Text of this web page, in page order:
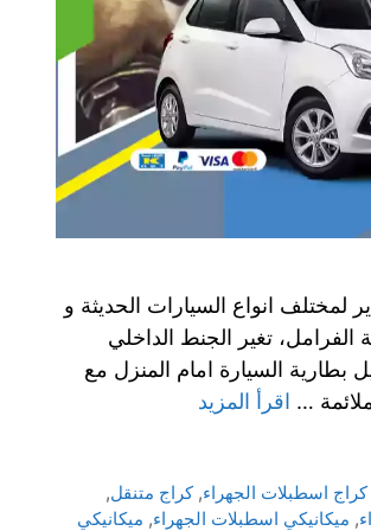
لمختلف انواع السيارات الحديثة و
تغير الجنط الداخلي
بطارية السيارة امام المنزل مع
… اقرأ المزيد
كراج اسطبلات الجهراء,كراج متنقل,
, ميكانيكي اسطبلات الجهراء, ميكانيكي